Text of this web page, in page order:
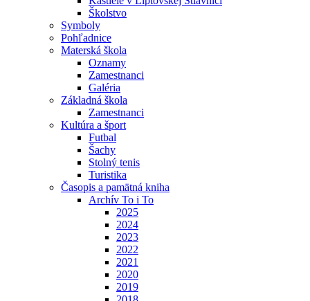
Školstvo
Symboly
Pohľadnice
Materská škola
Oznamy
Zamestnanci
Galéria
Základná škola
Zamestnanci
Kultúra a šport
Futbal
Šachy
Stolný tenis
Turistika
Časopis a pamätná kniha
Archív To i To
2025
2024
2023
2022
2021
2020
2019